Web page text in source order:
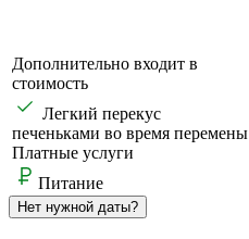
Дополнительно входит в
стоимость
Легкий перекус
печеньками во время перемены
Платные услуги
Питание
Нет нужной даты?